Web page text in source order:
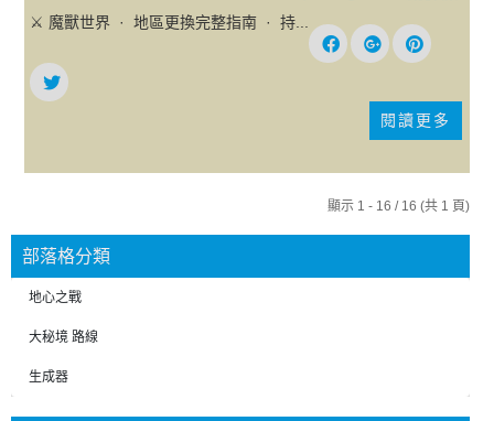
⚔️ 魔獸世界 · 地區更換完整指南 · 持...
閱讀更多
顯示 1 - 16 / 16 (共 1 頁)
部落格分類
地心之戰
大秘境 路線
生成器